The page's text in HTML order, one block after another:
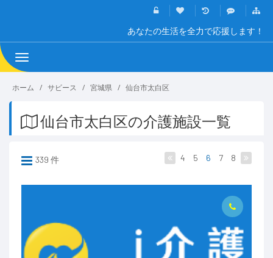
あなたの生活を全力で応援します！
Toggle
navigation
ホーム サビース 宮城県 仙台市太白区
仙台市太白区の介護施設一覧
339 件 4 5 6 7 8